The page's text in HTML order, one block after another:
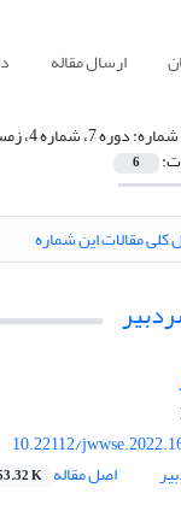
ارسال مقاله
دوره 7، شماره 4، زمستان 1401، صفحه 1-122
6
کلی مقالات این شماره
10.22112/
اصل مقاله K